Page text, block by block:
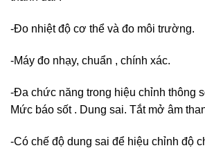
-Đo nhiệt độ cơ thể và đo môi trường.
-Máy đo nhạy, chuẩn , chính xác.
-Đa chức năng trong hiệu chỉnh thông
Mức báo sốt . Dung sai. Tắt mở âm
-Có chế độ dung sai để hiệu chỉnh độ